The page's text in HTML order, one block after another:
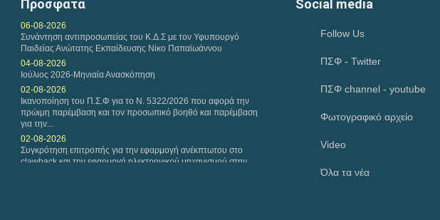
Πρόσφατα
06-08-2026
Συνάντηση αντιπροσωπείας του Κ.Δ.Σ με τον Υφυπουργό
Παιδείας Ανώτατης Εκπαίδευσης Νίκο Παπαϊωάννου
04-08-2026
Ιούλιος 2026-Μηνιαία Ανασκόπηση
02-08-2026
Ικανοποίηση του Π.Σ.Φ για το Ν. 5322/2026 που αφορά την
πρώιμη παρέμβαση και τον προσωπικό βοηθό και παρέμβαση
για την...
02-08-2026
Συγκρότηση επιτροπής για την εφαρμογή ανέκπτωτου στο
clawback και την εφαρμογή ηλεκτρονικού μηχανισμού στην
Social media
Follow Us
ΠΣΦ - Twitter
ΠΣΦ channel - youtube
Φωτογραφικό αρχείο
Video
Όλα τα νέα